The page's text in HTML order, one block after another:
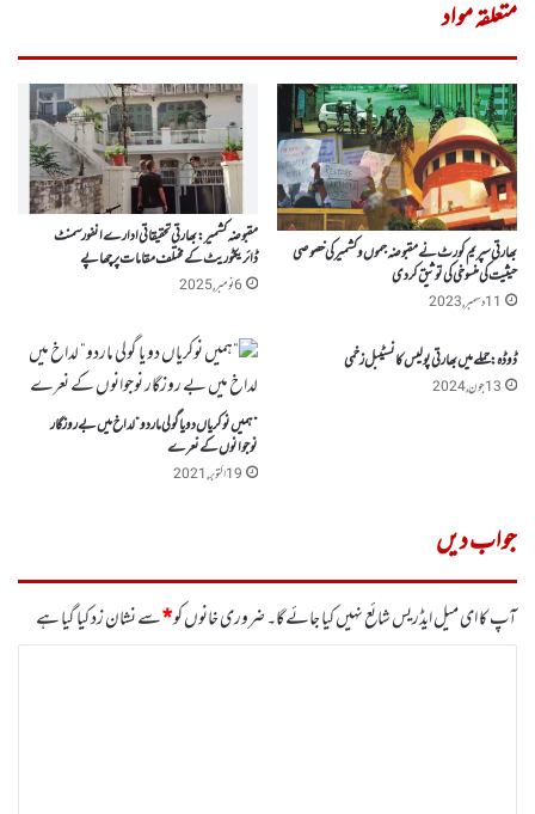
متعلقہ مواد
بھارتی سپریم کورٹ نے مقبوضہ جموں و کشمیر کی خصوصی
حیثیت کی منسوخی کی توثیق کردی
11 دسمبر, 2023
مقبوضہ کشمیر :بھارتی تحقیقاتی ادارے انفورسمنٹ
ڈائریکٹوریٹ کے مختلف مقامات پر چھاپے
6 نومبر, 2025
ڈوڈہ :حملے میں بھارتی پولیس کانسٹیبل زخمی
13 جون, 2024
”ہمیں نوکریاں دو یا گولی ماردو” لداخ میں بے روزگار
نوجوانوں کے نعرے
19 اکتوبر, 2021
جواب دیں
آپ کا ای میل ایڈریس شائع نہیں کیا جائے گا۔ضروری خانوں کو*سے نشان زد کیا گیا ہے